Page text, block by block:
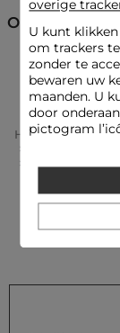
Uitlopend
V-hals
Korte mouwen
Met ceintuur
Ritssluiting
Tweed
Look ideeën
De vloeiende
elegante
zelfverzekerde
Dit tweed
Ontdek ook
Rechte
Home Kleding
overige
U kunt klikken
om trackers
zonder te
bewaren uw
maanden. U
door
pictogram